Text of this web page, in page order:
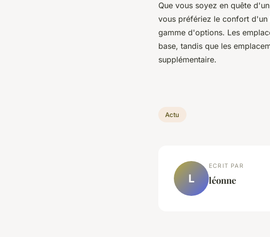
Que vous soyez en quête
vous préfériez le confort
gamme d'options. Les
base, tandis que les
supplémentaire.
Actu
L
ECRIT PAR
léonne